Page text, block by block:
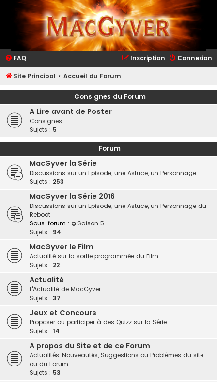
FAQ Connexion
Inscription
Site Principal Accueil du Forum
Consignes du Forum
A Lire avant de Poster
Consignes.
Sujets : 5
Forum
MacGyver la Série
Discussions sur un Episode, une Astuce, un Personnage
Sujets : 253
MacGyver la Série 2016
Discussions sur un Episode, une Astuce, un Personnage du
Reboot
Sous-forum :
Saison 5
Sujets : 94
MacGyver le Film
Actualité sur la sortie programmée du Film
Sujets : 22
Actualité
L'Actualité de MacGyver
Sujets : 37
Jeux et Concours
Proposer ou participer à des Quizz sur la Série.
Sujets : 14
A propos du Site et de ce Forum
Actualités, Nouveautés, Suggestions ou Problèmes du site
ou du Forum
Sujets : 53